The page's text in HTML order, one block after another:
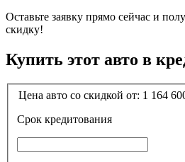
Оставьте заявку прямо сейчас и
скидку!
Купить этот авто в
Цена авто со скидкой от: 1 164
Срок кредитования